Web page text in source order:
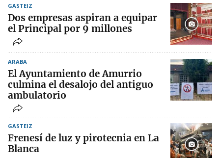
GASTEIZ
Dos empresas aspiran a equipar
el Principal por 9 millones
ARABA
El Ayuntamiento de Amurrio
culmina el desalojo del antiguo
ambulatorio
GASTEIZ
Frenesí de luz y pirotecnia en La
Blanca